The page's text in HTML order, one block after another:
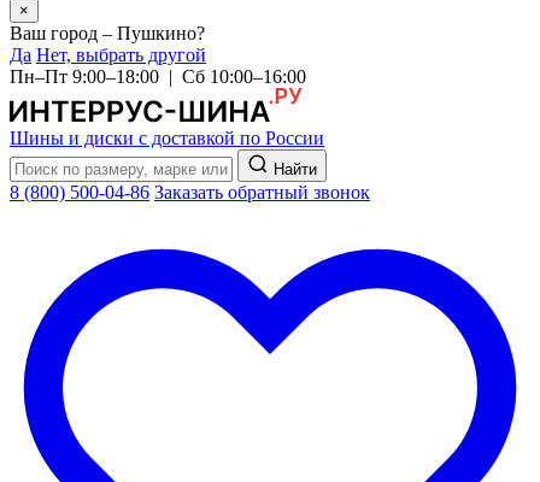
×
Ваш город – Пушкино?
Да Нет, выбрать другой
Пн–Пт 9:00–18:00 | Сб 10:00–16:00
Шины и диски с доставкой по России
Найти
8 (800) 500-04-86 Заказать обратный звонок